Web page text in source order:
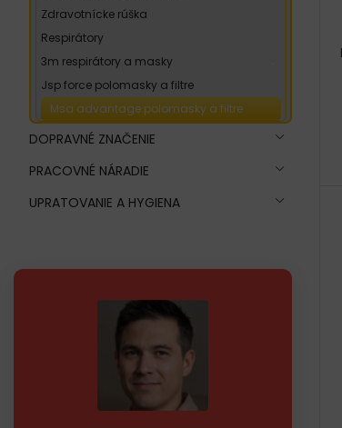
zdravotnícke rúška
respirátory
3m respirátory a masky
jsp force polomasky a filtre
msa advantage polomasky a filtre
DOPRAVNÉ ZNAČENIE
PRACOVNÉ NÁRADIE
UPRATOVANIE A HYGIENA